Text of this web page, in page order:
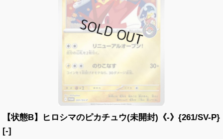
【状態B】ヒロシマのピカチュウ(未開封)《-》{261/SV-P}
[-]